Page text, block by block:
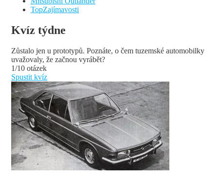
TopZajímavosti
Kvíz týdne
Zůstalo jen u prototypů. Poznáte, o čem tuzemské automobilky
uvažovaly, že začnou vyrábět?
1/10 otázek
Spustit kvíz